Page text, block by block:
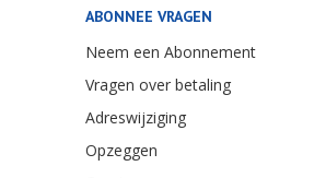
ABONNEE VRAGEN
Neem een Abonnement
Vragen over betaling
Adreswijziging
Opzeggen